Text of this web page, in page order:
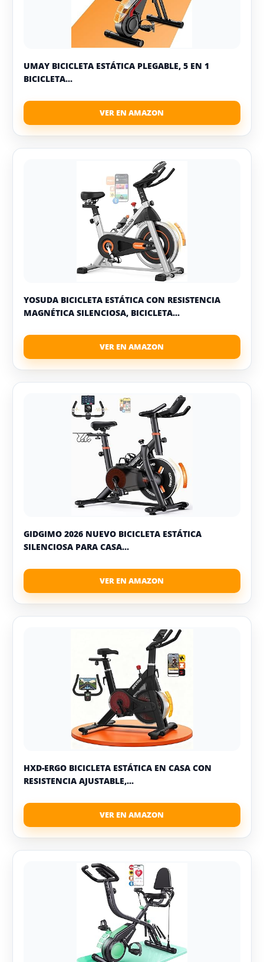
UMAY BICICLETA ESTÁTICA PLEGABLE, 5 EN 1
BICICLETA...
YOSUDA BICICLETA ESTÁTICA CON RESISTENCIA
MAGNÉTICA SILENCIOSA, BICICLETA...
GIDGIMO 2026 NUEVO BICICLETA ESTÁTICA
SILENCIOSA PARA CASA...
HXD-ERGO BICICLETA ESTÁTICA EN CASA CON
RESISTENCIA AJUSTABLE,...